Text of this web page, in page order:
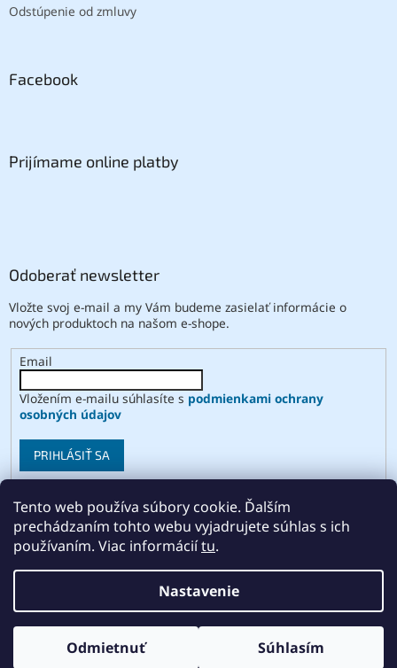
Tento web používa súbory cookie. Ďalším
prechádzaním tohto webu vyjadrujete súhlas s ich
používaním. Viac informáciítu.
Nastavenie
Odmietnuť Súhlasím
Odstúpenie od zmluvy
Facebook
Prijímame online platby
Odoberať newsletter
Vložte svoj e-mail a my Vám budeme zasielať informácie o
nových produktoch na našom e-shope.
Email
Vložením e-mailu súhlasíte s podmienkami ochrany
osobných údajov
PRIHLÁSIŤ SA
Vytvoril Shoptet
ABSE. Všetky práva vyhradené.